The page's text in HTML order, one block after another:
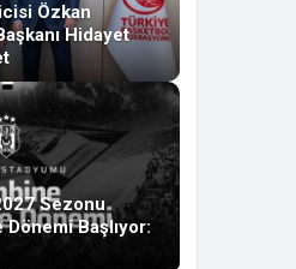
Özkan
Hidayet
Sezonu
Başlıyor: